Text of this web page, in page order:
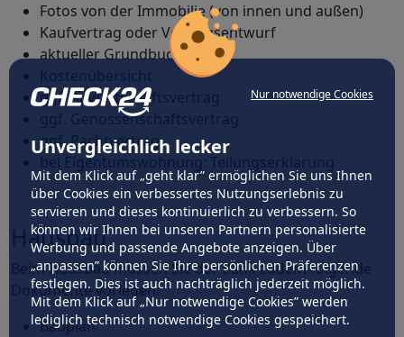
Nur notwendige Cookies
Unvergleichlich lecker
Mit dem Klick auf „geht klar” ermöglichen Sie uns Ihnen
über Cookies ein verbessertes Nutzungserlebnis zu
servieren und dieses kontinuierlich zu verbessern. So
können wir Ihnen bei unseren Partnern personalisierte
Werbung und passende Angebote anzeigen. Über
„anpassen” können Sie Ihre persönlichen Präferenzen
festlegen. Dies ist auch nachträglich jederzeit möglich.
Mit dem Klick auf „Nur notwendige Cookies” werden
lediglich technisch notwendige Cookies gespeichert.
Fotos von der Immobilie (von innen und außen)
Kaufvertrag oder Vertragsentwurf
aktueller Grundbuchauszug
ggf. Anwartschaftsvertrag
ggf. Genossenschaftsvertrag
ggf. Pachtvertrag
bei Eigentumswohnung: Teilungserklärung
Hausbau
Beim Hausbau müssen Sie der Bank zudem folgende
Dokumente vorlegen:
Bauplan